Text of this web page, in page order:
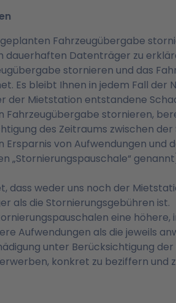
Fahrzeugübergabe
dauerhaften Datenträger zu
stornieren und das
Es bleibt Ihnen in jedem Fall der
der Mietstation entstandene
stornieren,
des Zeitraums zwischen
von Aufwendungen
weder uns noch der
als die Stornierungsgebühren ist.
eine
Aufwendungen als die jeweils
unter Berücksichtigung
konkret zu beziffern und